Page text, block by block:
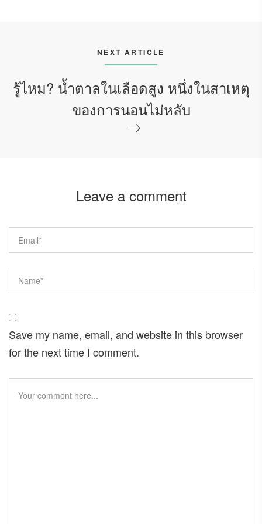
NEXT ARTICLE
รู้ไหม? น้ำตาลในเลือดสูง หนึ่งในสาเหตุ
ของการนอนไม่หลับ
Leave a comment
Save my name, email, and website in this browser
for the next time I comment.